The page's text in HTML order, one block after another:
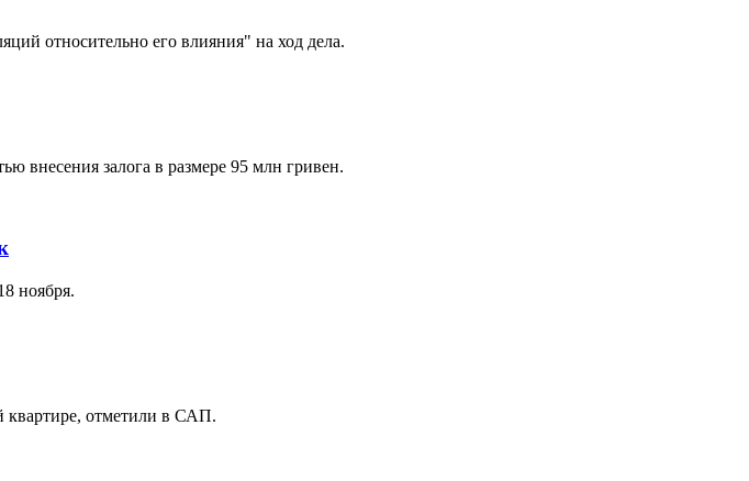
относительно его влияния" на ход дела.
внесения залога в размере 95 млн гривен.
ноября.
квартире, отметили в САП.